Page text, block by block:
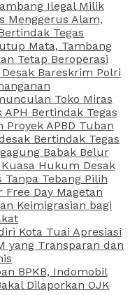
Ilegal Milik
Menggerus Alam,
Tegas
Mata, Tambang
Tetap Beroperasi
Bareskrim Polri
Toko Miras
APH Bertindak Tegas
Proyek APBD Tuban
Bertindak Tegas
Babak Belur
Hukum Desak
Tebang Pilih
Free Day Magetan
Keimigrasian bagi
Kota Tuai Apresiasi
yang Transparan dan
BPKB, Indomobil
Dilaporkan OJK